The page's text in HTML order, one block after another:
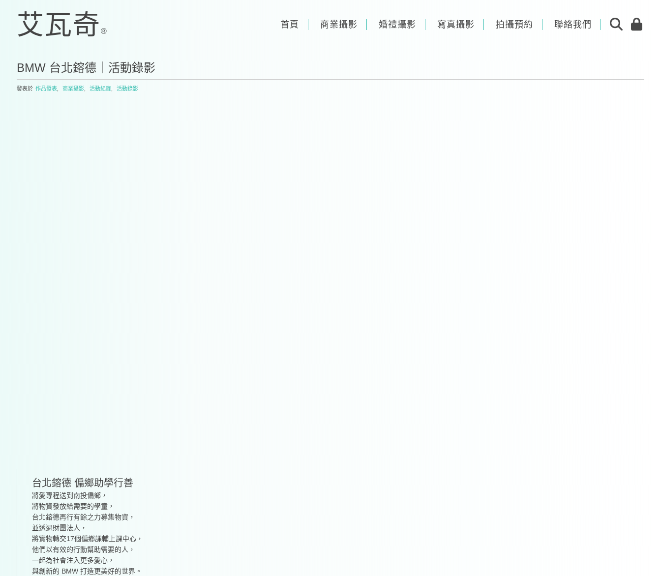
首頁 商業攝影 婚禮攝影 寫真攝影 拍攝預約 聯絡我們
BMW 台北鎔德｜活動錄影
發表於 作品發表, 商業攝影, 活動紀錄, 活動錄影
台北鎔德 偏鄉助學行善
將愛專程送到南投偏鄉，
將物資發放給需要的學童，
台北鎔德再行有餘之力募集物資，
並透過財團法人，
將實物轉交17個偏鄉課輔上課中心，
他們以有效的行動幫助需要的人，
一起為社會注入更多愛心，
與創新的 BMW 打造更美好的世界。